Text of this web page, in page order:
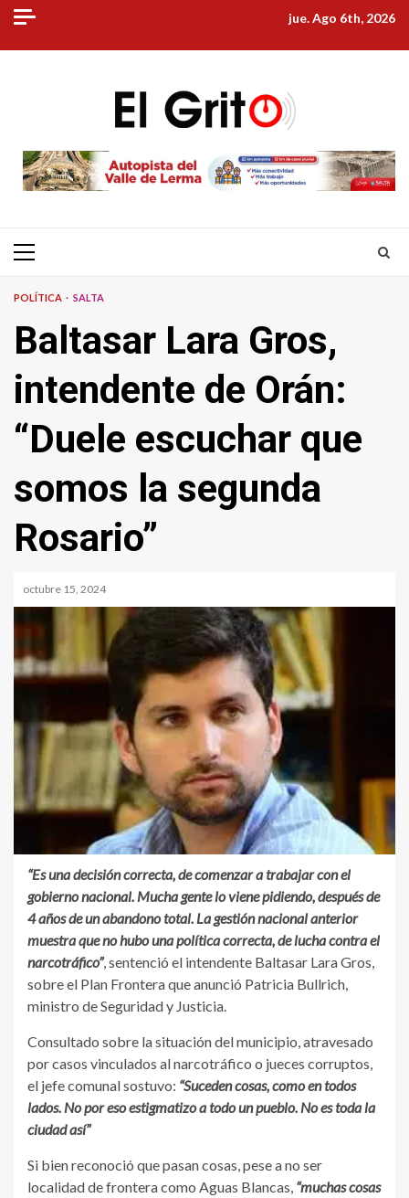
Skip
content
jue. Ago 6th, 2026
Primary
POLÍTICA SALTA
Baltasar Lara Gros,
intendente de Orán:
“Duele escuchar que
somos la segunda
Rosario”
octubre 15, 2024
“Es una decisión correcta, de comenzar a trabajar con el
gobierno nacional. Mucha gente lo viene pidiendo, después de
4 años de un abandono total. La gestión nacional anterior
muestra que no hubo una política correcta, de lucha contra el
narcotráfico”, sentenció el intendente Baltasar Lara Gros,
sobre el Plan Frontera que anunció Patricia Bullrich,
ministro de Seguridad y Justicia.
Consultado sobre la situación del municipio, atravesado
por casos vinculados al narcotráfico o jueces corruptos,
el jefe comunal sostuvo: “Suceden cosas, como en todos
lados. No por eso estigmatizo a todo un pueblo. No es toda la
ciudad así”
Si bien reconoció que pasan cosas, pese a no ser
localidad de frontera como Aguas Blancas, “muchas cosas